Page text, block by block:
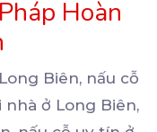
Hoàn
Biên, nấu cỗ
nhà ở Long Biên,